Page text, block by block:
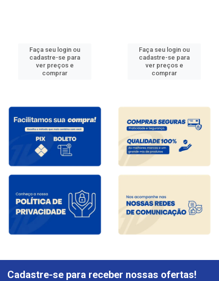
Faça seu login ou
cadastre-se para
ver preços e
comprar
Faça seu login ou
cadastre-se para
ver preços e
comprar
Cadastre-se para receber nossas ofertas!